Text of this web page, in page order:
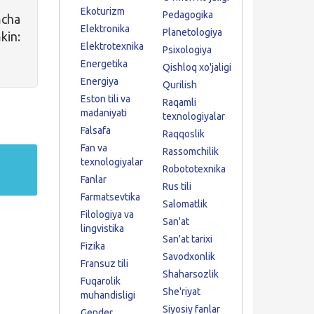
Ekoturizm
Elektronika
Elektrotexnika
Energetika
Energiya
Eston tili va
madaniyati
Falsafa
Fan va
texnologiyalar
Fanlar
Farmatsevtika
Filologiya va
lingvistika
Fizika
Fransuz tili
Fuqarolik
muhandisligi
Pedagogika
Planetologiya
Psixologiya
Qishloq xo'jaligi
Qurilish
Raqamli
texnologiyalar
Raqqoslik
Rassomchilik
Robototexnika
Rus tili
Salomatlik
San'at
San'at tarixi
Savodxonlik
Shaharsozlik
She'riyat
Siyosiy fanlar